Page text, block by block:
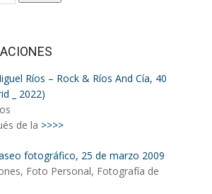
Ríos – Rock & Ríos And Cía, 40
_ 2022)
de la >>>>
fotográfico, 25 de marzo 2009
Foto Personal, Fotografía de